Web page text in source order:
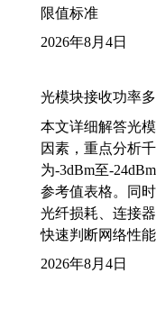
限值标准
2026年8月4日
光模块接收功率
本文详细解答光
因素，重点分析
为-3dBm至-
参考值表格。同
光纤损耗、连接
快速判断网络性能
2026年8月4日